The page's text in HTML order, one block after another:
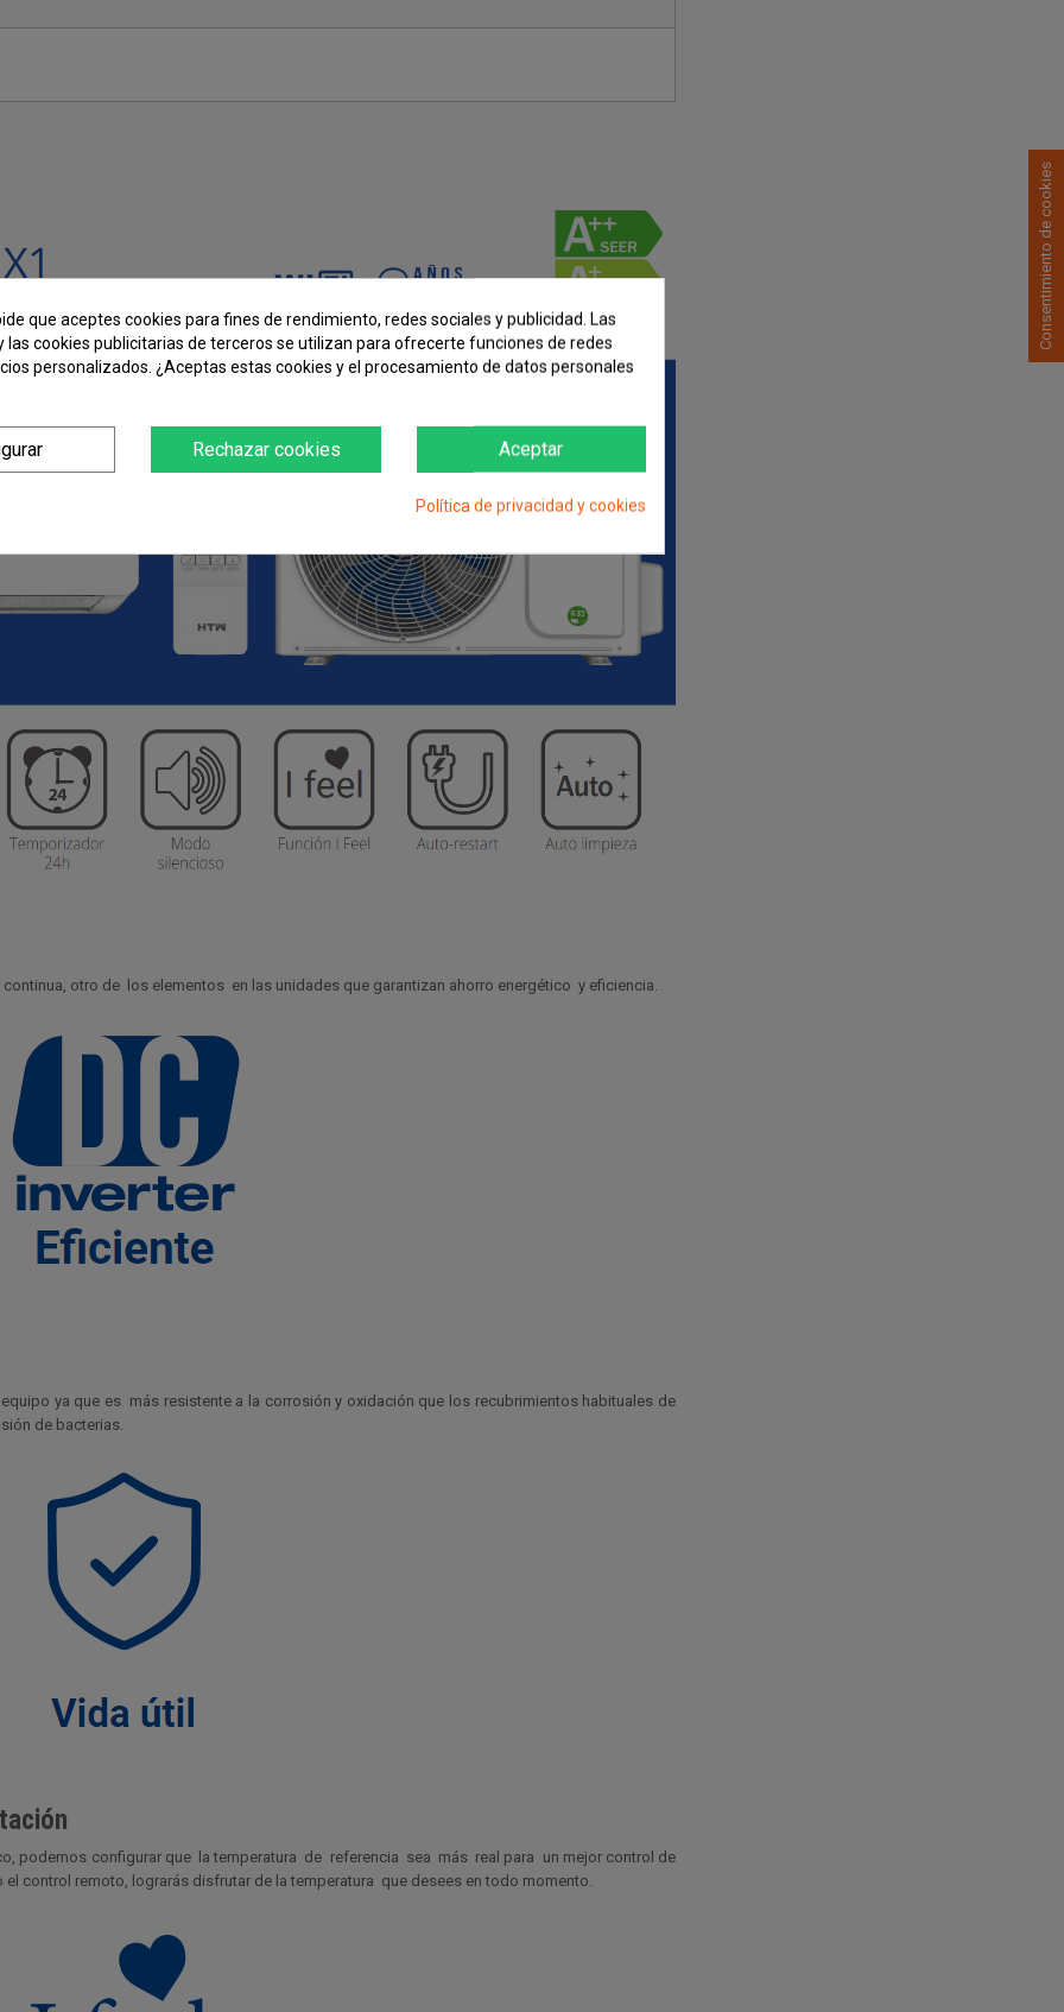
otro de los elementos en las unidades que garantizan ahorro energético y eficiencia.
ya que es más resistente a la corrosión y oxidación que los recubrimientos habituales de
de bacterias.
configurar que la temperatura de referencia sea más real para un mejor control de
control remoto, lograrás disfrutar de la temperatura que desees en todo momento.
que aceptes cookies para fines de rendimiento, redes sociales y publicidad. Las
las cookies publicitarias de terceros se utilizan para ofrecerte funciones de redes
personalizados. ¿Aceptas estas cookies y el procesamiento de datos personales
Aceptar
Rechazar cookies
Política de privacidad y cookies
Consentimiento de cookies